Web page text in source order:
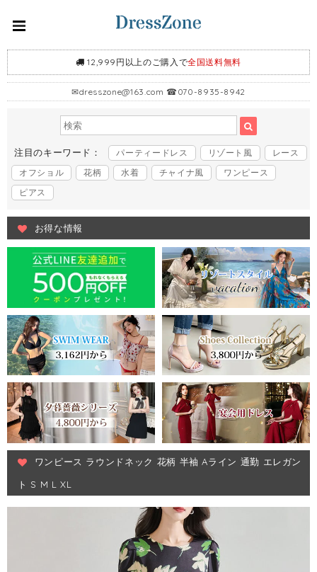
12,999円以上のご購入で全国送料無料
✉dresszone@163.com ☎070-8935-8942
注目のキーワード： パーティードレス リゾート風
レース
オフショル
花柄 水着 チャイナ風
ワンピース
ピアス
お得な情報
ワンピース ラウンドネック 花柄 半袖 Aライン 通勤 エレガン
ト S M L XL